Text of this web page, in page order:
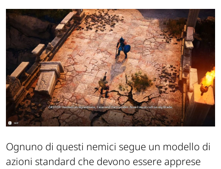
Ognuno di questi nemici segue un modello di
azioni standard che devono essere apprese